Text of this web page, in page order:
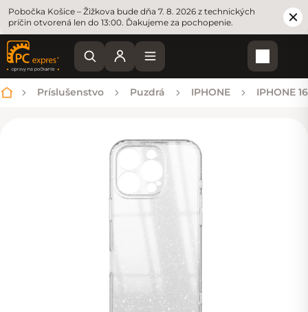
Pobočka Košice – Žižkova bude dňa 7. 8. 2026 z technických
príčin otvorená len do 13:00. Ďakujeme za pochopenie.
Domov
Príslušenstvo Puzdrá IPHONE IPHONE